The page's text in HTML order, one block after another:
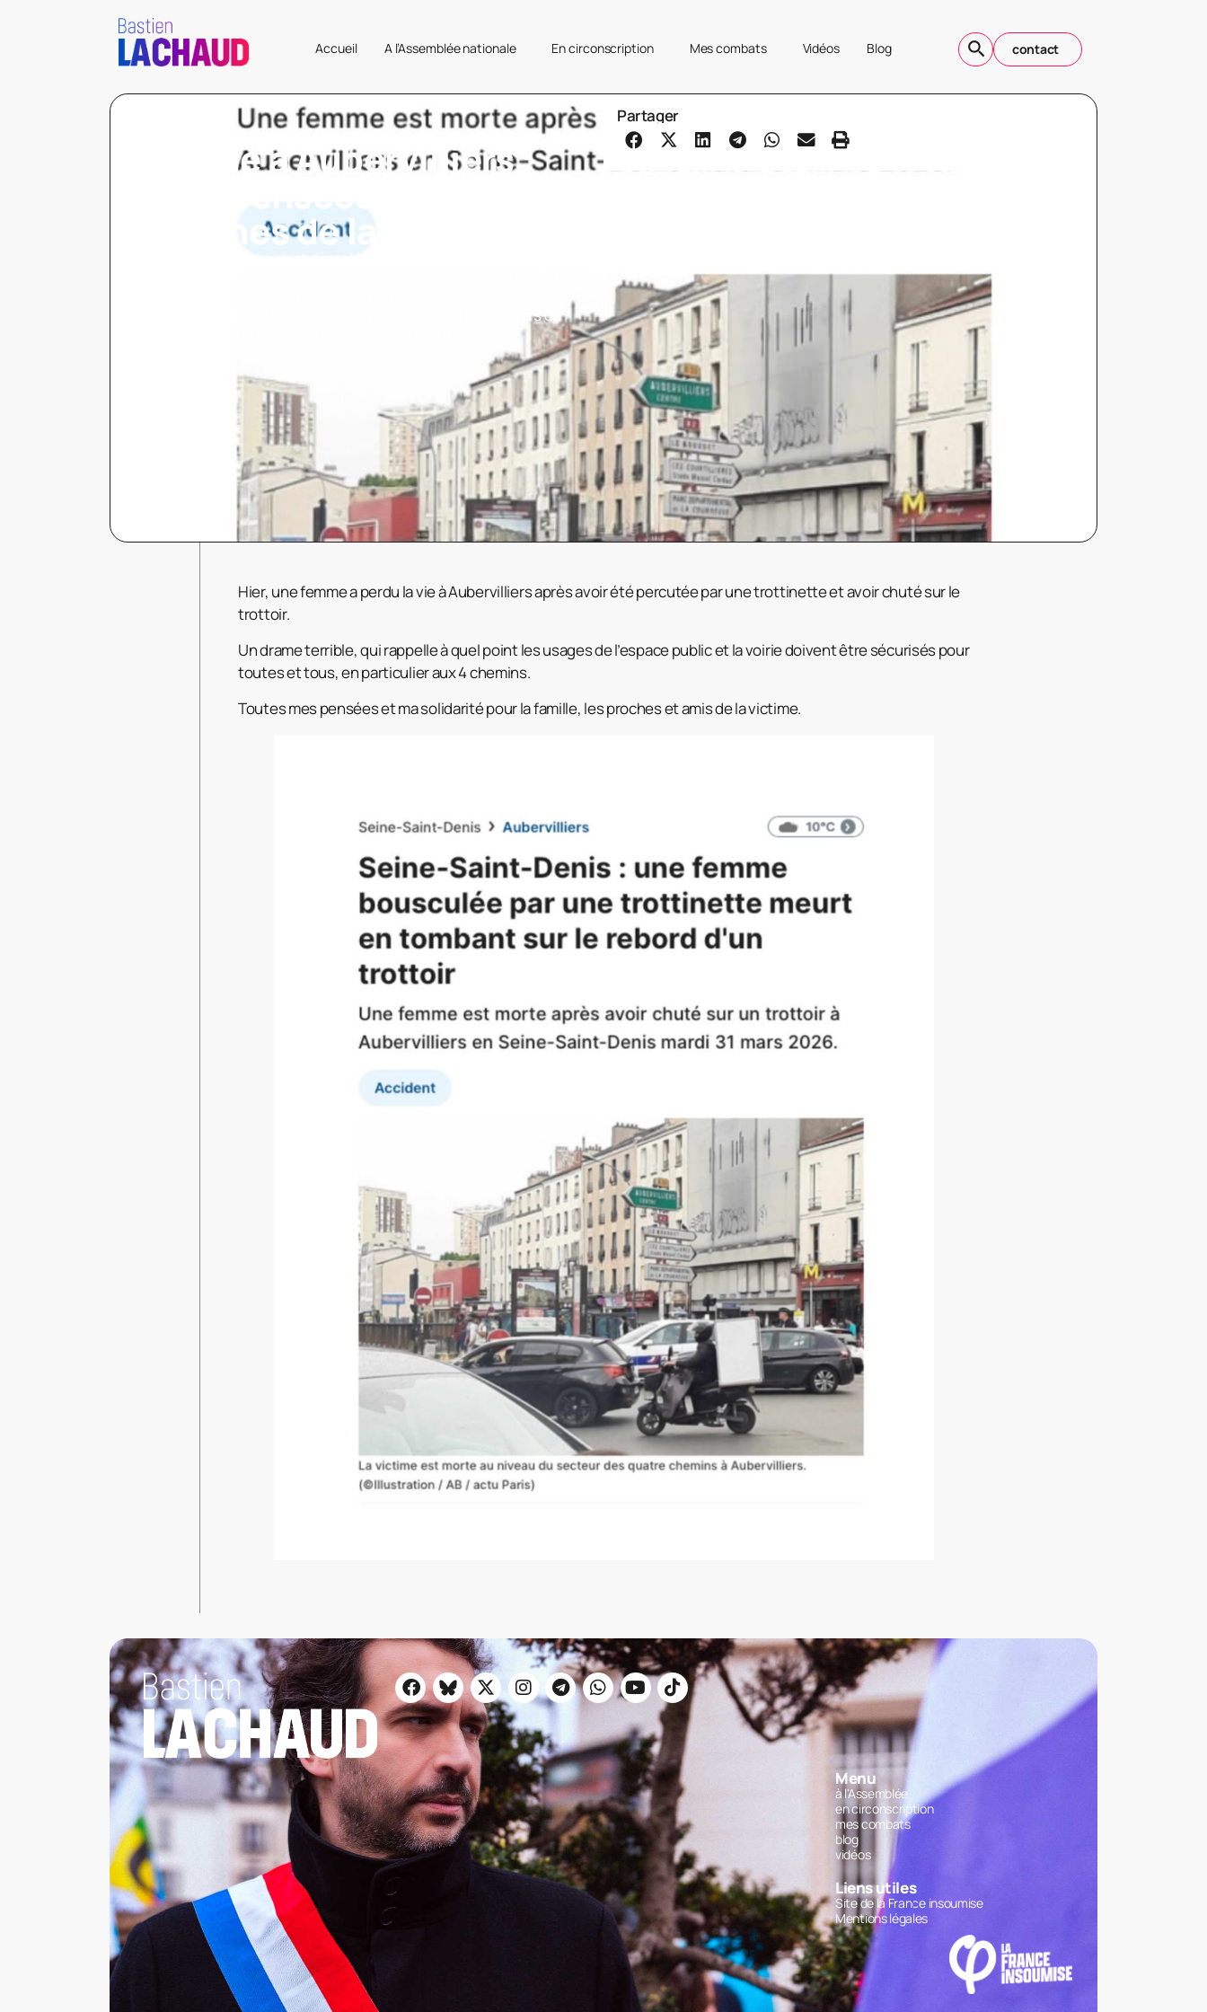
Accueil A l’Assemblée nationale En circonscription Mes combats Vidéos Blog contact
Drame à Aubervilliers :
mes pensées pour les
proches de la victime
Un drame tragique s’est déroulé à Aubervilliers, où une femme
l’espace public et la nécessité de protéger tous les usagers de
Partager
Hier, une femme a perdu la vie à Aubervilliers après avoir été percutée par une trottinette et avoir chuté sur le
trottoir.
Un drame terrible, qui rappelle à quel point les usages de l’espace public et la voirie doivent être sécurisés pour
toutes et tous, en particulier aux 4 chemins.
Toutes mes pensées et ma solidarité pour la famille, les proches et amis de la victime.
Menu
à l'Assemblée
en circonscription
mes combats
blog
vidéos
Liens utiles
Site de la France insoumise
Mentions légales